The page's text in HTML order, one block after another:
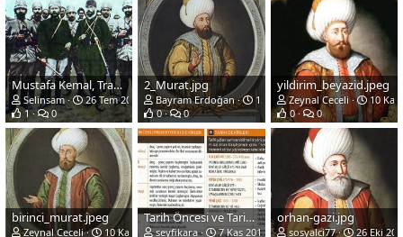
Mustafa Kemal, Trablusta. (1912)
Selinsam
26 Tem 2020
1
0
2_Murat.jpg
Bayram Erdoğan
15 Kas 2019
0
0
yildirim_beyazid.jpeg
Zeynal Ceceli
10 Kas
0
0
birinci_murat.jpeg
Zeynal Ceceli
10 Kas 2019
Tarih Öncesi ve Tarih Devirleri Özeti (Tablo)
seyfikara
7 Kas 2019
orhan-gazi.jpg
sosyalci77
26 Eki